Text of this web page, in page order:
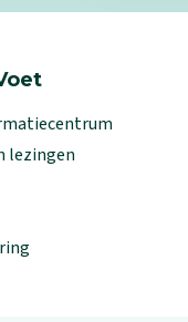
lezingen